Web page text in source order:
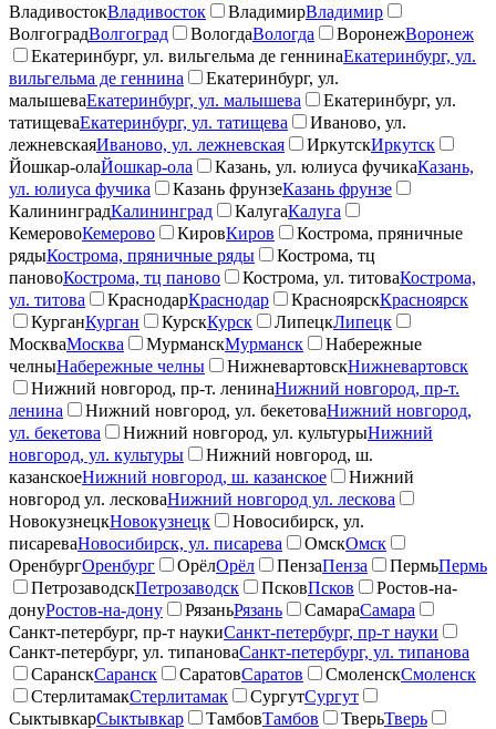
ВладивостокВладивосток ВладимирВладимир
ВолгоградВолгоград ВологдаВологда ВоронежВоронеж
Екатеринбург, ул. вильгельма де геннинаЕкатеринбург, ул.
вильгельма де геннина
Екатеринбург, ул.
малышеваЕкатеринбург, ул. малышева
Екатеринбург, ул.
татищеваЕкатеринбург, ул. татищева
Иваново, ул.
лежневскаяИваново, ул. лежневская ИркутскИркутск
Йошкар-олаЙошкар-ола Казань, ул. юлиуса фучикаКазань,
ул. юлиуса фучика
Казань фрунзеКазань фрунзе
КалининградКалининград КалугаКалуга
КемеровоКемерово КировКиров
Кострома, пряничные
рядыКострома, пряничные ряды
Кострома, тц
пановоКострома, тц паново Кострома, ул. титоваКострома,
ул. титова
КраснодарКраснодар КрасноярскКрасноярск
КурганКурган КурскКурск ЛипецкЛипецк
МоскваМосква МурманскМурманск
Набережные
челныНабережные челны НижневартовскНижневартовск
Нижний новгород, пр-т. ленинаНижний новгород, пр-т.
ленина
Нижний новгород, ул. бекетоваНижний новгород,
ул. бекетова
Нижний новгород, ул. культурыНижний
новгород, ул. культуры
Нижний новгород, ш.
казанскоеНижний новгород, ш. казанское
Нижний
новгород ул. лесковаНижний новгород ул. лескова
НовокузнецкНовокузнецк
Новосибирск, ул.
писареваНовосибирск, ул. писарева ОмскОмск
ОренбургОренбург ОрёлОрёл ПензаПенза ПермьПермь
ПетрозаводскПетрозаводск ПсковПсков
Ростов-на-
донуРостов-на-дону РязаньРязань СамараСамара
Санкт-петербург, пр-т наукиСанкт-петербург, пр-т науки
Санкт-петербург, ул. типановаСанкт-петербург, ул. типанова
СаранскСаранск СаратовСаратов СмоленскСмоленск
СтерлитамакСтерлитамак СургутСургут
СыктывкарСыктывкар ТамбовТамбов ТверьТверь